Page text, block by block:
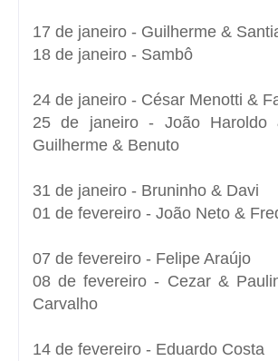
17 de janeiro - Guilherme &
18 de janeiro - Sambô
24 de janeiro - César Menotti &
25 de janeiro - João Haroldo
Guilherme & Benuto
31 de janeiro - Bruninho & Davi
01 de fevereiro - João Neto &
07 de fevereiro - Felipe Araújo
08 de fevereiro - Cezar &
Carvalho
14 de fevereiro - Eduardo Costa